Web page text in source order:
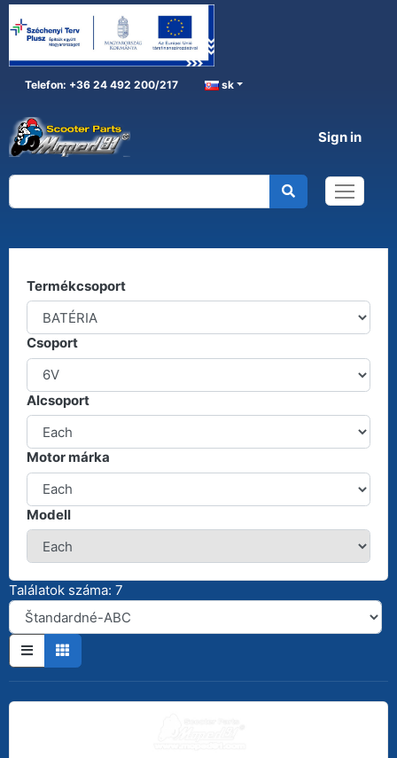
Telefon: +36 24 492 200/217 sk
Sign in
BATÉRIA
Termékcsoport
Csoport
Alcsoport
Motor márka
Modell
Találatok száma: 7